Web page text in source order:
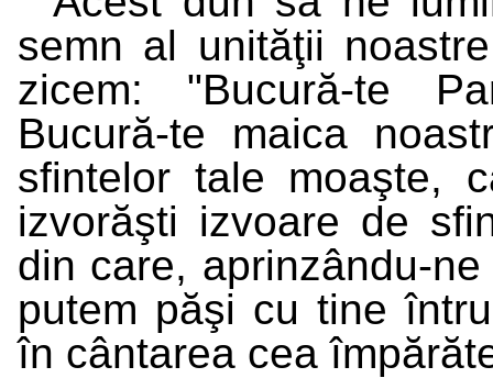
semn al unităţii
zicem: "Bucură-te
Bucură-te maica
sfintelor tale moaşte,
izvorăşti izvoare de
din care, aprinzându-
putem păşi cu tine
în cântarea cea